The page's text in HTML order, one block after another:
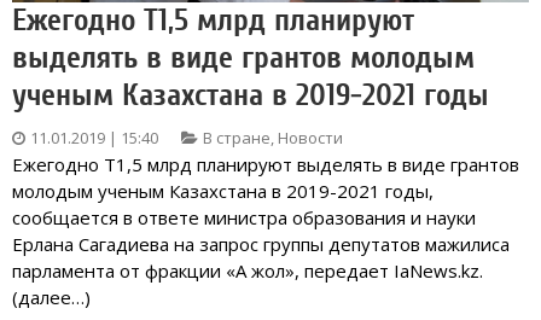
Ежегодно Т1,5 млрд планируют
выделять в виде грантов молодым
ученым Казахстана в 2019-2021 годы
11.01.2019 | 15:40 В стране, Новости
Ежегодно Т1,5 млрд планируют выделять в виде грантов
молодым ученым Казахстана в 2019-2021 годы,
сообщается в ответе министра образования и науки
Ерлана Сагадиева на запрос группы депутатов мажилиса
парламента от фракции «Ақ жол», передает IaNews.kz.
(далее…)